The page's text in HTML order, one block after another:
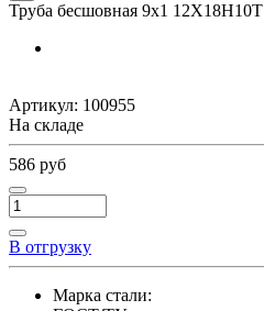
Труба бесшовная 9х1 12Х18Н10Т
Артикул: 100955
На складе
586 руб
В отгрузку
Марка стали: